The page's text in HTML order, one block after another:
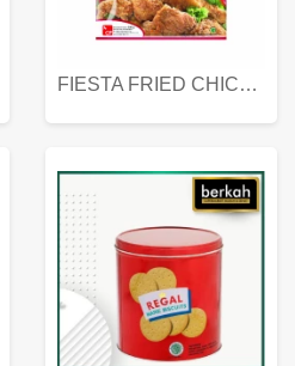
FIESTA FRIED CHICKEN 500 GR